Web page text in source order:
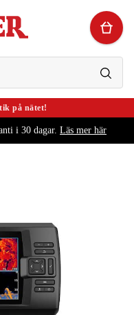
på nätet!
i 30 dagar. Läs mer här